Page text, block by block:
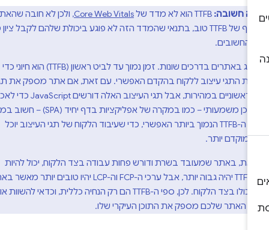
חשובה:TTFB הוא לא מדד של Core Web Vitals, ולכן לא חובה שהאתרים
יעמדו בסף של TTFB טוב, בתנאי שהמדד הזה לא פוגע ביכולת שלהם לקבל ציון טוב
החשובים.
התוכן מוצג באתרים בדרכים שונות. זמן נמוך עד לביט ראשון (TTFB) הוא חיוני כדי
את התגי עיצוב ללקוח בהקדם האפשרי. עם זאת, אם אתר מספק את תגי
העיצוב הראשוניים במהירות, אבל תגי העיצוב האלה דורשים JavaScript כדי לאכלס
אותם בתוכן משמעותי – כמו במקרה של אפליקציות בדף יחיד (SPA) – חשוב במיוחד
להשיג את ה-TTFB הנמוך ביותר האפשרי, כדי שעיבוד הלקוח של תגי העיצוב יוכל
יותר.
באתר שמעובד בשרת ודורש פחות עבודה בצד הלקוח, יכול להיות
שערך ה-TTFB יהיה גבוה יותר, אבל ערכי ה-FCP וה-LCP יהיו טובים יותר מאשר באתר
שמעובד כולו בצד הלקוח. לכן, ספי ה-TTFB הם רק הנחיה כללית, וכדאי להשוות אותם
האתר שלכם מספק את התוכן העיקרי שלו.